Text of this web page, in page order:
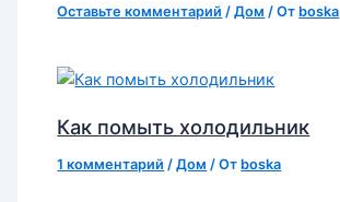
Оставьте комментарий /Дом / От boska
Как помыть холодильник
1 комментарий /Дом / От boska